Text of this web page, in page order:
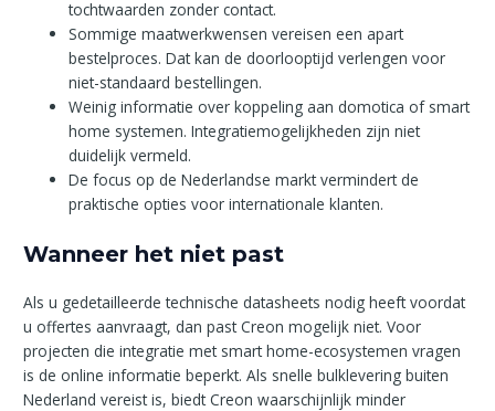
tochtwaarden zonder contact.
Sommige maatwerkwensen vereisen een apart
bestelproces. Dat kan de doorlooptijd verlengen voor
niet-standaard bestellingen.
Weinig informatie over koppeling aan domotica of smart
home systemen. Integratiemogelijkheden zijn niet
duidelijk vermeld.
De focus op de Nederlandse markt vermindert de
praktische opties voor internationale klanten.
Wanneer het niet past
Als u gedetailleerde technische datasheets nodig heeft voordat
u offertes aanvraagt, dan past Creon mogelijk niet. Voor
projecten die integratie met smart home-ecosystemen vragen
is de online informatie beperkt. Als snelle bulklevering buiten
Nederland vereist is, biedt Creon waarschijnlijk minder